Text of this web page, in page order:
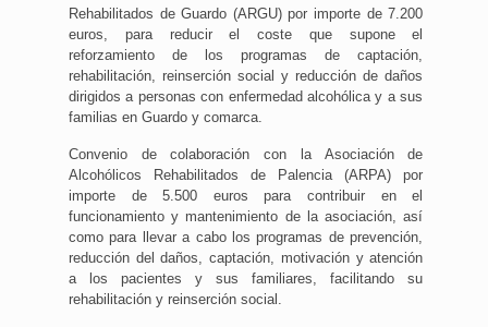
Rehabilitados de Guardo (ARGU) por importe de 7.200
euros, para reducir el coste que supone el
reforzamiento de los programas de captación,
rehabilitación, reinserción social y reducción de daños
dirigidos a personas con enfermedad alcohólica y a sus
familias en Guardo y comarca.
Convenio de colaboración con la Asociación de
Alcohólicos Rehabilitados de Palencia (ARPA) por
importe de 5.500 euros para contribuir en el
funcionamiento y mantenimiento de la asociación, así
como para llevar a cabo los programas de prevención,
reducción del daños, captación, motivación y atención
a los pacientes y sus familiares, facilitando su
rehabilitación y reinserción social.